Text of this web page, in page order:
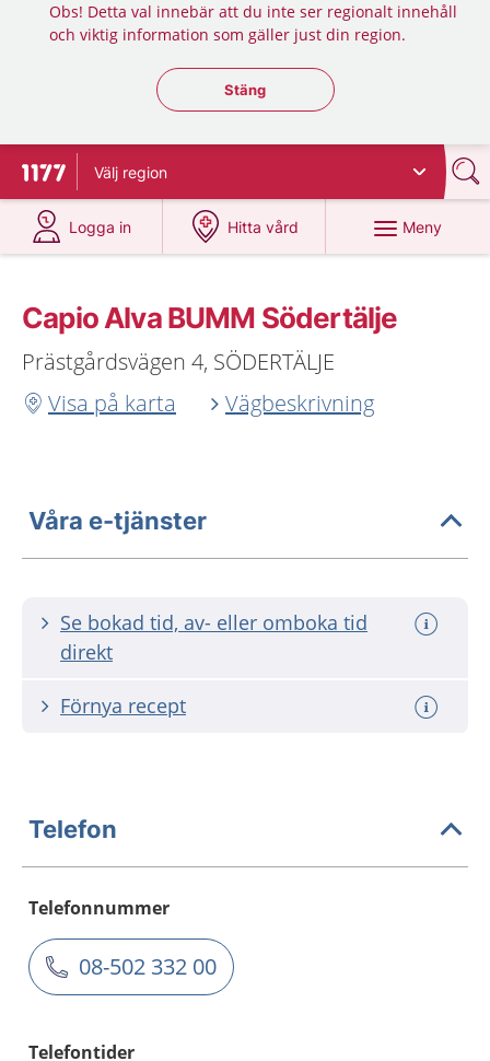
Obs! Detta val innebär att du inte ser regionalt innehåll
och viktig information som gäller just din region.
Stäng regionsväljaren
Stäng
Till startsidan för 1177
Välj region
Logga in
på 1177.se
Hitta vård
på 1177.se
Meny
Capio Alva BUMM Södertälje
Prästgårdsvägen 4, SÖDERTÄLJE
Visa på karta
Vägbeskrivning
Våra e-tjänster
Se bokad tid, av- eller omboka tid
direkt
Förnya recept
Telefon
Telefonnummer
08-502 332 00
Telefontider